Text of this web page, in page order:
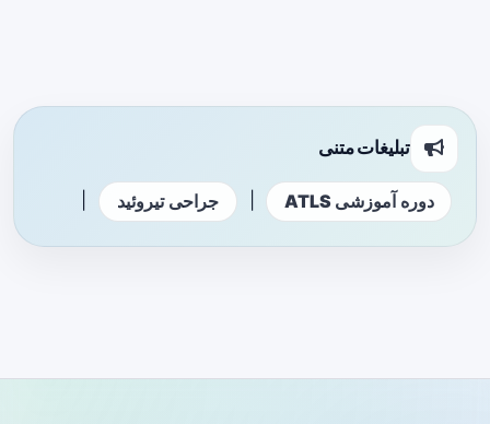
تبلیغات متنی
دوره آموزشی ATLS جراحی تیروئید